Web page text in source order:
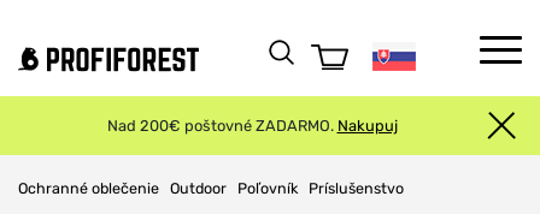
Nad 200€ poštovné ZADARMO. Nakupuj
Ochranné oblečenie Outdoor Poľovník Príslušenstvo